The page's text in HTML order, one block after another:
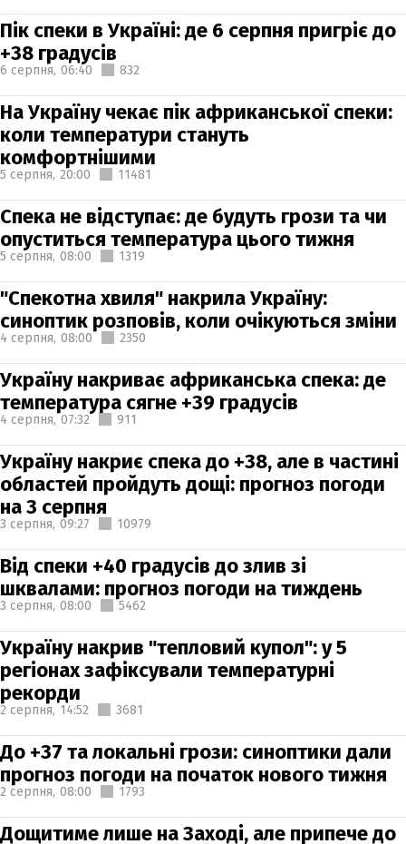
Пік спеки в Україні: де 6 серпня пригріє до
+38 градусів
6 серпня, 06:40 832
На Україну чекає пік африканської спеки:
коли температури стануть
комфортнішими
5 серпня, 20:00 11481
Спека не відступає: де будуть грози та чи
опуститься температура цього тижня
5 серпня, 08:00 1319
"Спекотна хвиля" накрила Україну:
синоптик розповів, коли очікуються зміни
4 серпня, 08:00 2350
Україну накриває африканська спека: де
температура сягне +39 градусів
4 серпня, 07:32 911
Україну накриє спека до +38, але в частині
областей пройдуть дощі: прогноз погоди
на 3 серпня
3 серпня, 09:27 10979
Від спеки +40 градусів до злив зі
шквалами: прогноз погоди на тиждень
3 серпня, 08:00 5462
Україну накрив "тепловий купол": у 5
регіонах зафіксували температурні
рекорди
2 серпня, 14:52 3681
До +37 та локальні грози: синоптики дали
прогноз погоди на початок нового тижня
2 серпня, 08:00 1793
Дощитиме лише на Заході, але припече до